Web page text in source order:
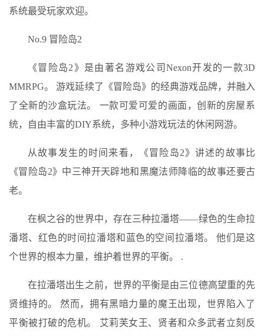
系统最受玩家欢迎。
No.9 冒险岛2
《冒险岛2》是由著名游戏公司Nexon开发的一款3D
MMRPG。 游戏延续了《冒险岛》的经典游戏品牌，并融入
了全新的沙盒玩法。 一款可爱可爱的画面，创新的房屋系
统，自由丰富的DIY系统，多种小游戏玩法的休闲网游。
从故事发生的时间来看，《冒险岛2》讲述的故事比
《冒险岛2》中三神开天辟地和黑魔法师降临的故事还要古
老。
在枫之谷的世界中，存在三种拉潘塔——绿色的生命拉
潘塔、红色的时间拉潘塔和蓝色的空间拉潘塔。 他们是这
个世界的根本力量，维护着世界的平衡。 .
在拉潘塔出生之前，世界的平衡是由三位德高望重的先
贤维持的。 然而，拥有黑暗力量的魔王出现，世界陷入了
平衡被打破的危机。 艾莉芙女王、贤者和众多武者立刻反